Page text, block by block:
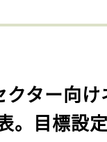
クター向
。目標設